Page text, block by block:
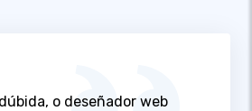
o deseñador web